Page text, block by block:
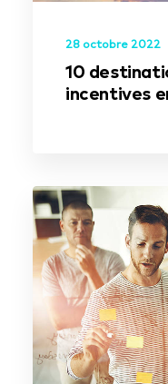
28 octobre 2022
10
incentives